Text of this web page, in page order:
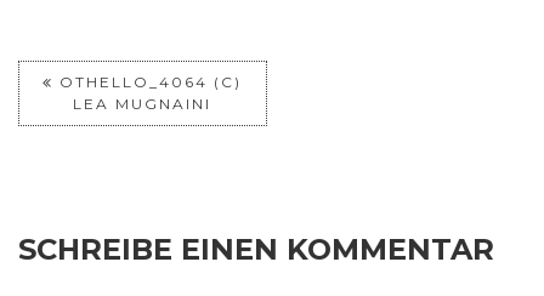
OTHELLO_4064 (C)
LEA MUGNAINI
SCHREIBE EINEN KOMMENTAR